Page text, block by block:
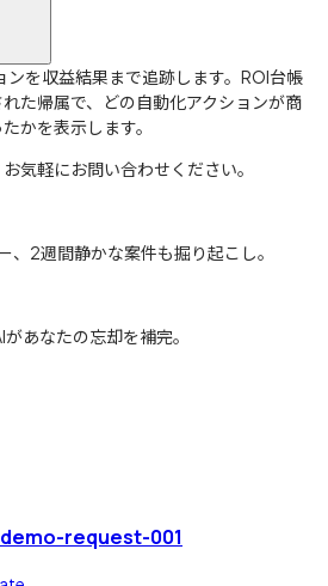
を収益結果まで追跡します。ROI台帳
た帰属で、どの自動化アクションが商
かを表示します。
気軽にお問い合わせください。
、2週間静かな案件も掘り起こし。
あなたの忘却を補完。
request-001